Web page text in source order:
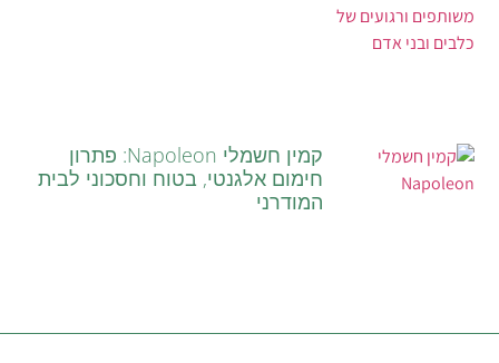
קמין חשמלי Napoleon: פתרון
חימום אלגנטי, בטוח וחסכוני לבית
המודרני